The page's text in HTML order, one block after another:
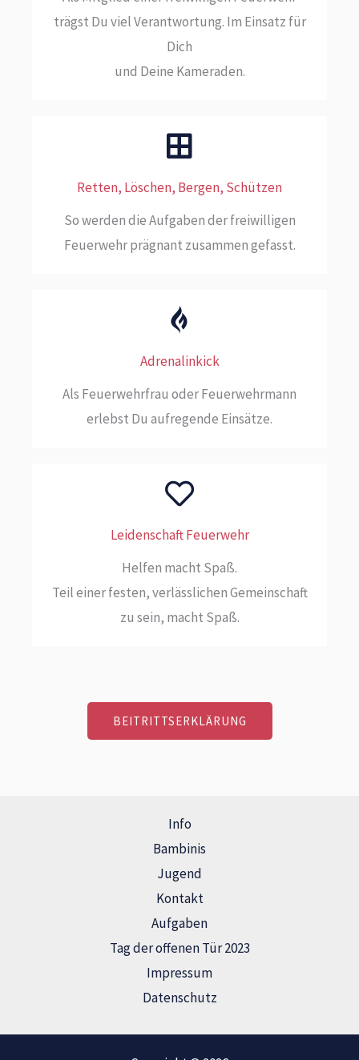
trägst Du viel Verantwortung. Im Einsatz für
Dich
und Deine Kameraden.
Retten, Löschen, Bergen, Schützen
So werden die Aufgaben der freiwilligen
Feuerwehr prägnant zusammen gefasst.
Adrenalinkick
Als Feuerwehrfrau oder Feuerwehrmann
erlebst Du aufregende Einsätze.
Leidenschaft Feuerwehr
Helfen macht Spaß.
Teil einer festen, verlässlichen Gemeinschaft
zu sein, macht Spaß.
BEITRITTSERKLÄRUNG
Info
Bambinis
Jugend
Kontakt
Aufgaben
Tag der offenen Tür 2023
Impressum
Datenschutz